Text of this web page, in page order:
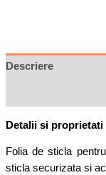
Descriere
Detalii si proprietati
Folia de sticla
sticla securizata si